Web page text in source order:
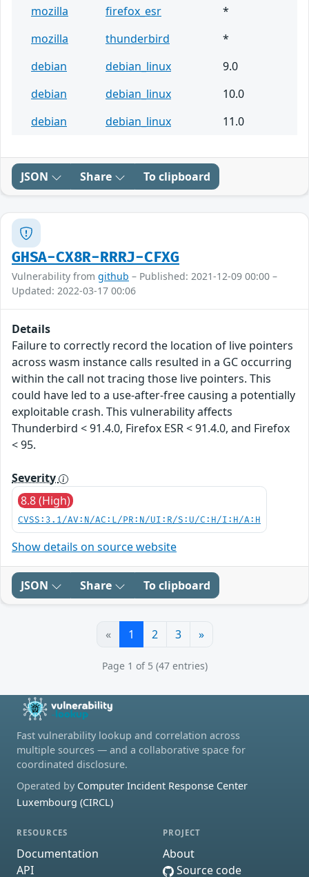
mozilla
firefox_esr
*
mozilla
thunderbird
*
debian
debian_linux
9.0
debian
debian_linux
10.0
debian
debian_linux 11.0
JSON Share To clipboard
GHSA-CX8R-RRRJ-CFXG
Vulnerability from github – Published: 2021-12-09 00:00 –
Updated: 2022-03-17 00:06
Details
Failure to correctly record the location of live pointers
across wasm instance calls resulted in a GC occurring
within the call not tracing those live pointers. This
could have led to a use-after-free causing a potentially
exploitable crash. This vulnerability affects
Thunderbird < 91.4.0, Firefox ESR < 91.4.0, and Firefox
< 95.
Severity
8.8 (High)
CVSS:3.1/AV:N/AC:L/PR:N/UI:R/S:U/C:H/I:H/A:H
Show details on source website
JSON Share To clipboard
« 1 2 3 »
Page 1 of 5 (47 entries)
Fast vulnerability lookup and correlation across
multiple sources — and a collaborative space for
coordinated disclosure.
Operated by Computer Incident Response Center
Luxembourg (CIRCL)
RESOURCES
Documentation
API
PROJECT
About
Source code